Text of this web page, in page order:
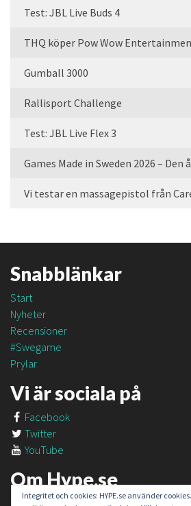
Test: JBL Live Buds 4
THQ köper Pow Wow
Gumball 3000
Rallisport Challenge
Test: JBL Live Flex 3
Vi testar en massagepistol från
Snabblänkar
Start
Nyheter
Recensioner
#Swegame
Prylar
Vi är sociala på
Facebook
Twitter
YouTube
Om Hype.se
Integritet och cookies: HYPE.se använder